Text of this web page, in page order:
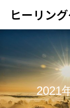
ヒーリン
2021